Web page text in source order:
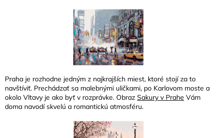
Praha je rozhodne jedným z najkrajších miest, ktoré stojí za to
navštíviť. Prechádzať sa malebnými uličkami, po Karlovom moste a
okolo Vltavy je ako byť v rozprávke. Obraz Sakury v Prahe Vám
doma navodí skvelú a romantickú atmosféru.